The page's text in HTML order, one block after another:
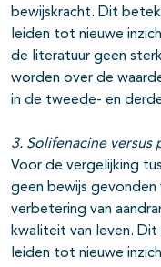
bewijskracht. Dit
leiden tot nieuwe
de literatuur geen
worden over de
in de tweede- en
3. Solifenacine versus
Voor de vergelijking
geen bewijs
verbetering van
kwaliteit van leven.
leiden tot nieuwe